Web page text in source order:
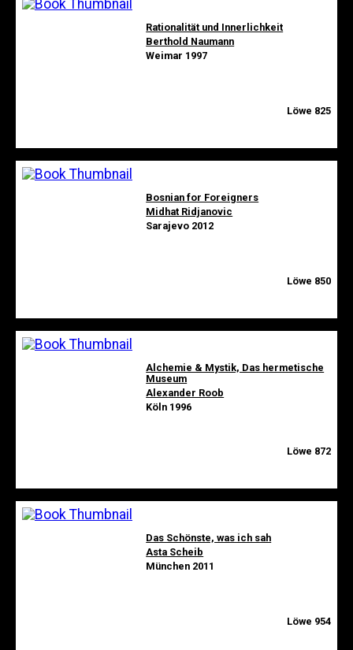
Rationalität und Innerlichkeit
Berthold Naumann
Weimar 1997
Löwe 825
Bosnian for Foreigners
Midhat Ridjanovic
Sarajevo 2012
Löwe 850
Alchemie & Mystik, Das hermetische
Museum
Alexander Roob
Köln 1996
Löwe 872
Das Schönste, was ich sah
Asta Scheib
München 2011
Löwe 954